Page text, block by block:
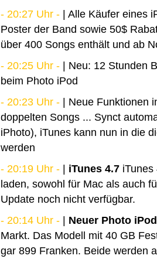
- 20:27 Uhr - | Alle Käufer eines
Poster der Band sowie 50$
über 400 Songs enthält und ab
- 20:25 Uhr - | Neu: 12 Stunden
beim Photo iPod
- 20:23 Uhr - | Neue Funktionen
doppelten Songs ... Synct
iPhoto), iTunes kann nun in die
werden
- 20:19 Uhr - | iTunes 4.7 iTunes
laden, sowohl für Mac als auch
Update noch nicht verfügbar.
- 20:14 Uhr - | Neuer Photo iPod
Markt. Das Modell mit 40 GB
gar 899 Franken. Beide werden